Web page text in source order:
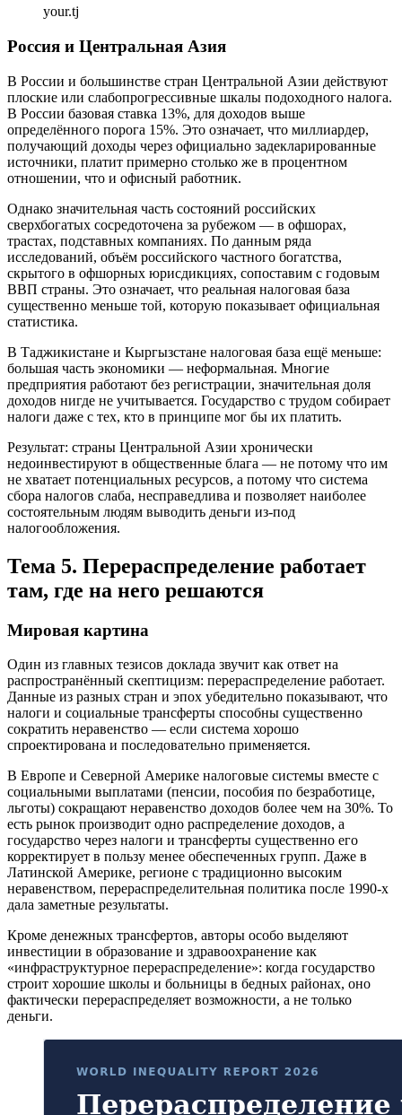
your.tj
Россия и Центральная Азия
В России и большинстве стран Центральной Азии действуют
плоские или слабопрогрессивные шкалы подоходного налога.
В России базовая ставка 13%, для доходов выше
определённого порога 15%. Это означает, что миллиардер,
получающий доходы через официально задекларированные
источники, платит примерно столько же в процентном
отношении, что и офисный работник.
Однако значительная часть состояний российских
сверхбогатых сосредоточена за рубежом — в офшорах,
трастах, подставных компаниях. По данным ряда
исследований, объём российского частного богатства,
скрытого в офшорных юрисдикциях, сопоставим с годовым
ВВП страны. Это означает, что реальная налоговая база
существенно меньше той, которую показывает официальная
статистика.
В Таджикистане и Кыргызстане налоговая база ещё меньше:
большая часть экономики — неформальная. Многие
предприятия работают без регистрации, значительная доля
доходов нигде не учитывается. Государство с трудом собирает
налоги даже с тех, кто в принципе мог бы их платить.
Результат: страны Центральной Азии хронически
недоинвестируют в общественные блага — не потому что им
не хватает потенциальных ресурсов, а потому что система
сбора налогов слаба, несправедлива и позволяет наиболее
состоятельным людям выводить деньги из-под
налогообложения.
Тема 5. Перераспределение работает
там, где на него решаются
Мировая картина
Один из главных тезисов доклада звучит как ответ на
распространённый скептицизм: перераспределение работает.
Данные из разных стран и эпох убедительно показывают, что
налоги и социальные трансферты способны существенно
сократить неравенство — если система хорошо
спроектирована и последовательно применяется.
В Европе и Северной Америке налоговые системы вместе с
социальными выплатами (пенсии, пособия по безработице,
льготы) сокращают неравенство доходов более чем на 30%. То
есть рынок производит одно распределение доходов, а
государство через налоги и трансферты существенно его
корректирует в пользу менее обеспеченных групп. Даже в
Латинской Америке, регионе с традиционно высоким
неравенством, перераспределительная политика после 1990-х
дала заметные результаты.
Кроме денежных трансфертов, авторы особо выделяют
инвестиции в образование и здравоохранение как
«инфраструктурное перераспределение»: когда государство
строит хорошие школы и больницы в бедных районах, оно
фактически перераспределяет возможности, а не только
деньги.